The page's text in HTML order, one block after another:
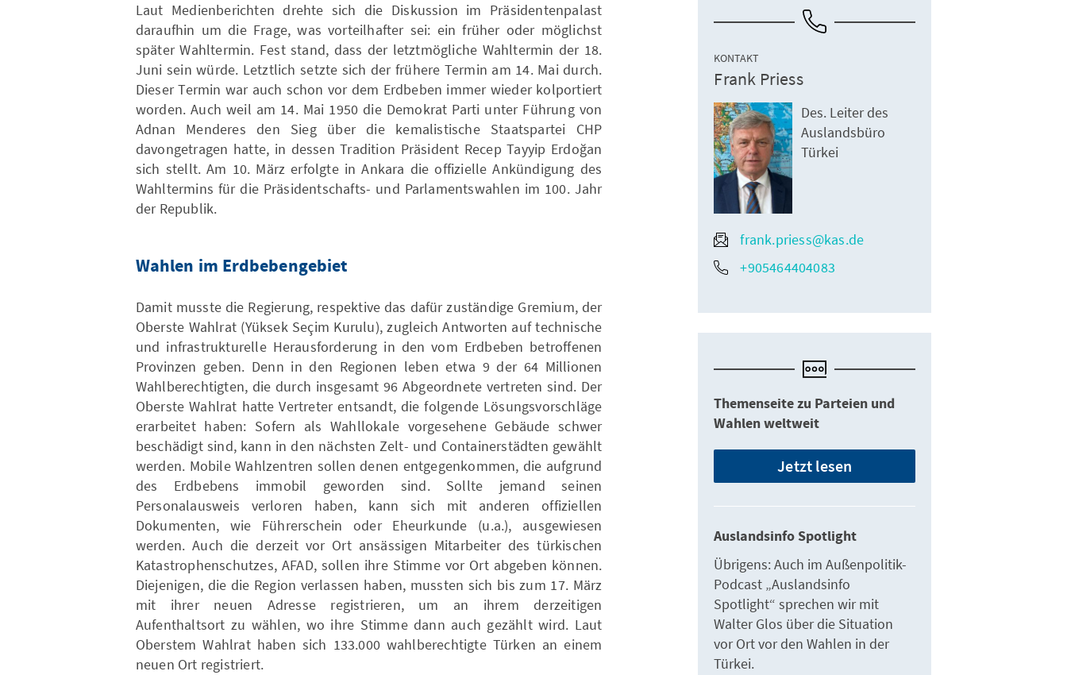
Laut Medienberichten drehte sich die Diskussion im Präsidentenpalast
daraufhin um die Frage, was vorteilhafter sei: ein früher oder möglichst
später Wahltermin. Fest stand, dass der letztmögliche Wahltermin der 18.
Juni sein würde. Letztlich setzte sich der frühere Termin am 14. Mai durch.
Dieser Termin war auch schon vor dem Erdbeben immer wieder kolportiert
worden. Auch weil am 14. Mai 1950 die Demokrat Parti unter Führung von
Adnan Menderes den Sieg über die kemalistische Staatspartei CHP
davongetragen hatte, in dessen Tradition Präsident Recep Tayyip Erdoğan
sich stellt. Am 10. März erfolgte in Ankara die offizielle Ankündigung des
Wahltermins für die Präsidentschafts- und Parlamentswahlen im 100. Jahr
der Republik.
Wahlen im Erdbebengebiet
Damit musste die Regierung, respektive das dafür zuständige Gremium, der
Oberste Wahlrat (Yüksek Seçim Kurulu), zugleich Antworten auf technische
und infrastrukturelle Herausforderung in den vom Erdbeben betroffenen
Provinzen geben. Denn in den Regionen leben etwa 9 der 64 Millionen
Wahlberechtigten, die durch insgesamt 96 Abgeordnete vertreten sind. Der
Oberste Wahlrat hatte Vertreter entsandt, die folgende Lösungsvorschläge
erarbeitet haben: Sofern als Wahllokale vorgesehene Gebäude schwer
beschädigt sind, kann in den nächsten Zelt- und Containerstädten gewählt
werden. Mobile Wahlzentren sollen denen entgegenkommen, die aufgrund
des Erdbebens immobil geworden sind. Sollte jemand seinen
Personalausweis verloren haben, kann sich mit anderen offiziellen
Dokumenten, wie Führerschein oder Eheurkunde (u.a.), ausgewiesen
werden. Auch die derzeit vor Ort ansässigen Mitarbeiter des türkischen
Katastrophenschutzes, AFAD, sollen ihre Stimme vor Ort abgeben können.
Diejenigen, die die Region verlassen haben, mussten sich bis zum 17. März
mit ihrer neuen Adresse registrieren, um an ihrem derzeitigen
Aufenthaltsort zu wählen, wo ihre Stimme dann auch gezählt wird. Laut
Oberstem Wahlrat haben sich 133.000 wahlberechtigte Türken an einem
neuen Ort registriert.
KONTAKT
Frank Priess
Des. Leiter des
Auslandsbüro
Türkei
frank.priess@kas.de
+905464404083
Themenseite zu Parteien und
Wahlen weltweit
Jetzt lesen
Auslandsinfo Spotlight
Übrigens: Auch im Außenpolitik-
Podcast „Auslandsinfo
Spotlight“ sprechen wir mit
Walter Glos über die Situation
vor Ort vor den Wahlen in der
Türkei.